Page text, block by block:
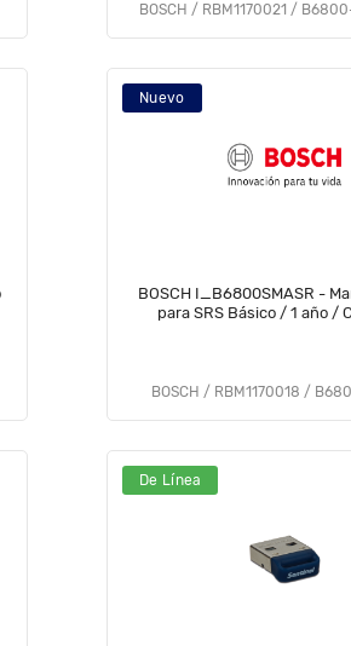
BOSCH / RBM1170021 /
Nuevo
BOSCH I_B6800SMASR -
para SRS Básico / 1 año /
BOSCH / RBM1170018 /
De Línea